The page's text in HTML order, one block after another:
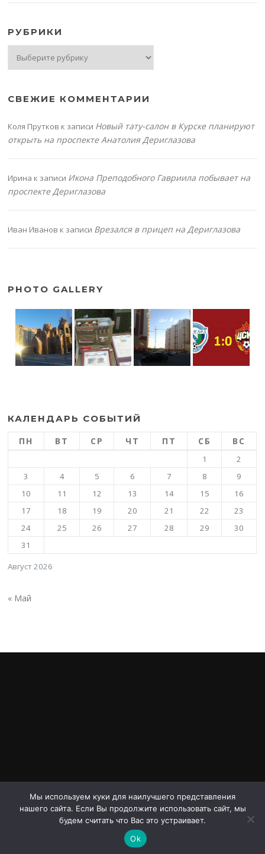
РУБРИКИ
СВЕЖИЕ КОММЕНТАРИИ
Коля Прутков к записи Новый тату-салон в Курске планируют
открыть на проспекте Анатолия Дериглазова
Ирина к записи Икона Преподобного Гавриила побывает на
проспекте Дериглазова
Иван Иванов к записи Врезался в прицеп на Дериглазова
PHOTO GALLERY
КАЛЕНДАРЬ СОБЫТИЙ
Август 2026
ПН ВТ СР ЧТ ПТ СБ ВС
1
2
3
4 5 6 7 8
9
10
11 12 13 14 15
16
17
18 19 20 21 22
23
24
25 26 27 28 29
30
31
« Май
Авторское право © 2026 Проспект Дериглазова. Все права
защищены.
Screenr parallax themeот FameThemes
Мы используем куки для наилучшего представления
нашего сайта. Если Вы продолжите использовать сайт, мы
будем считать что Вас это устраивает.
Ok